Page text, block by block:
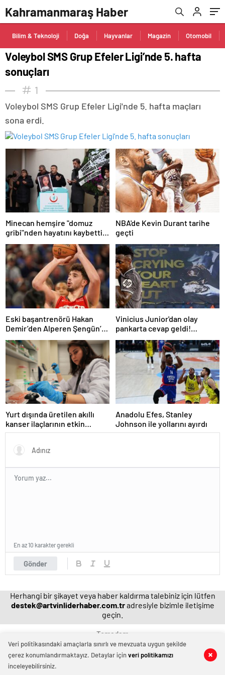
Kahramanmaraş Haber
Bilim & Teknoloji Doğa Hayvanlar Magazin Otomobil
Voleybol SMS Grup Efeler Ligi’nde 5. hafta
sonuçları
1
Voleybol SMS Grup Efeler Ligi'nde 5. hafta maçları
sona erdi.
0 0
Minecan hemşire "domuz
gribi"nden hayatını kaybetti –
Haberler | Sağlık Haberleri
NBA'de Kevin Durant tarihe
geçti
Eski başantrenörü Hakan
Demir’den Alperen Şengün’e
Vinicius Junior'dan olay
pankarta cevap geldi!
maçında gündem olmuştu…
Yurt dışında üretilen akıllı
kanser ilaçlarının etkin
maddesi yerli imkanlarla
Anadolu Efes, Stanley
Johnson ile yollarını ayırdı
Gönder
En az 10 karakter gerekli
Herhangi bir şikayet veya haber kaldırma talebiniz için lütfen
destek@artvinliderhaber.com.tradresiyle bizimle iletişime
geçin.
Temadam
Veri politikasındaki amaçlarla sınırlı ve mevzuata uygun şekilde
çerez konumlandırmaktayız. Detaylar içinveri politikamızı
inceleyebilirsiniz.